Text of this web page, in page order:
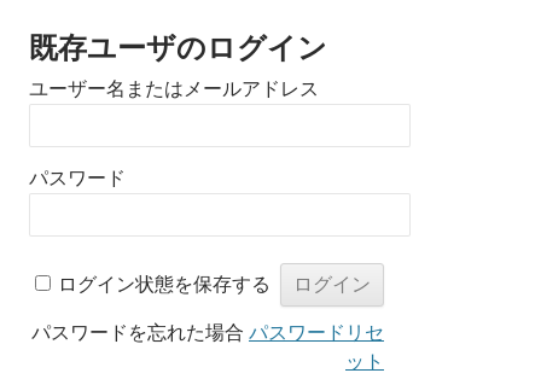
既存ユーザのログイン
ユーザー名またはメールアドレス
パスワード
ログイン状態を保存する
パスワードを忘れた場合 パスワードリセ
ット